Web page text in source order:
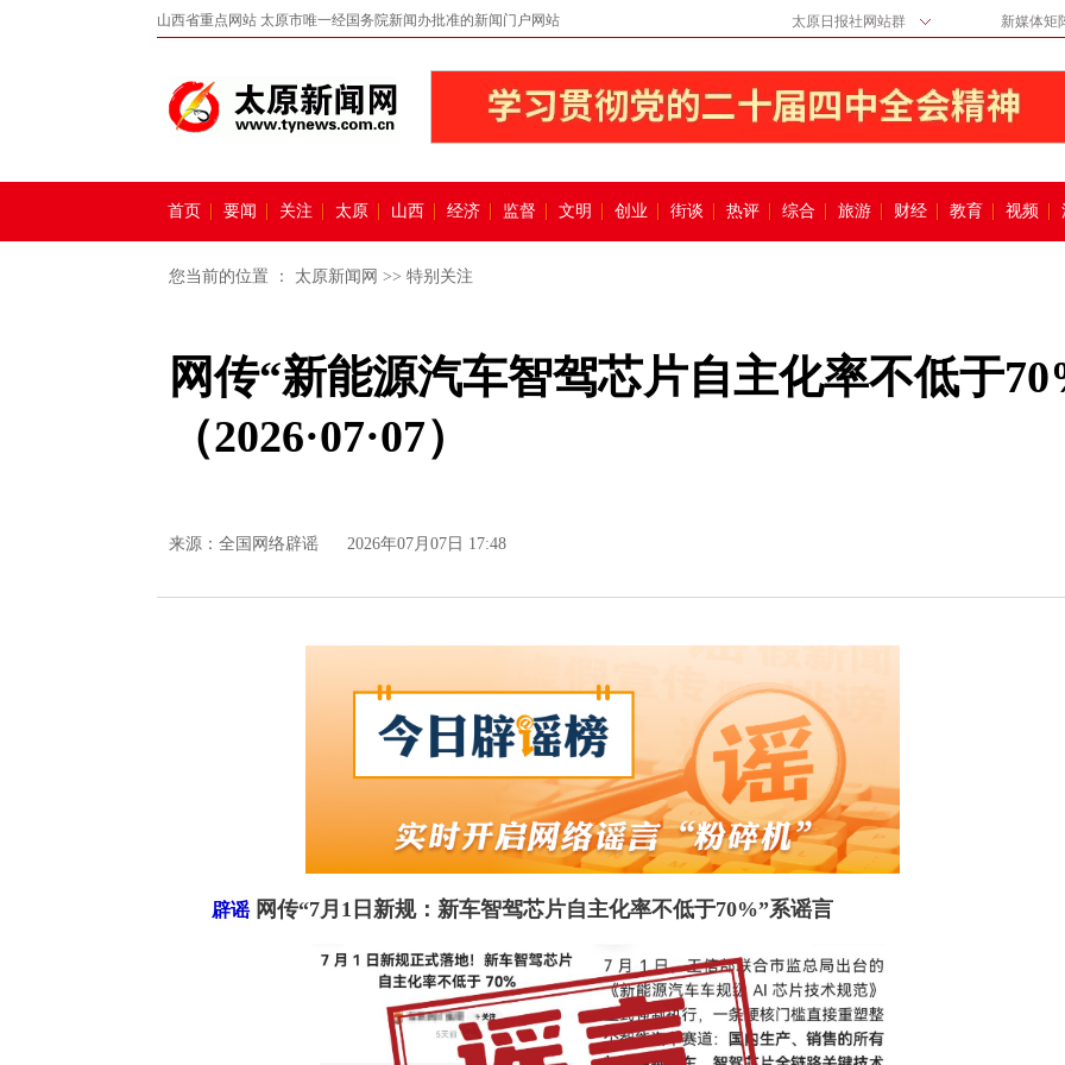
山西省重点网站 太原市唯一经国务院新闻办批准的新闻门户网站 太原日报社网站群 新媒体矩
首页 要闻 关注 太原 山西 经济 监督 文明 创业 街谈 热评 综合 旅游 财经 教育 视频
您当前的位置 ： 太原新闻网 >> 特别关注
网传“新能源汽车智驾芯片自主化率不低于
（2026·07·07）
来源： 全国网络辟谣 2026年07月07日 17:48
辟谣 网传“7月1日新规：新车智驾芯片自主化率不低于70%”系谣言